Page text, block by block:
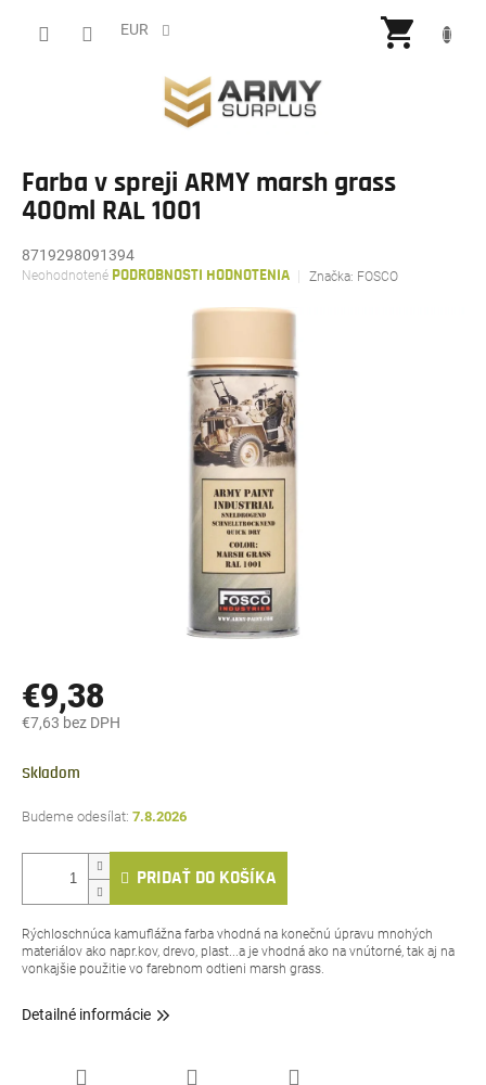
EUR
Farba v spreji ARMY marsh grass
400ml RAL 1001
8719298091394
Priemerné
Neohodnotené PODROBNOSTI HODNOTENIA Značka: FOSCO
€9,38
€7,63 bez DPH
cena:
Skladom
7.8.2026
PRIDAŤ DO KOŠÍKA
Rýchloschnúca kamuflážna farba vhodná na konečnú úpravu mnohých
materiálov ako napr.kov, drevo, plast...a je vhodná ako na vnútorné, tak aj na
vonkajšie použitie vo farebnom odtieni marsh grass.
Detailné informácie